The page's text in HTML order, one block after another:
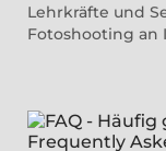
Lehrkräfte und
Fotoshooting an